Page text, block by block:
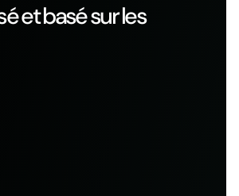
et basé sur les